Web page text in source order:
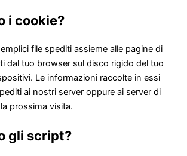
i cookie?
file spediti assieme alle pagine di
dal tuo browser sul disco rigido del tuo
Le informazioni raccolte in essi
ai nostri server oppure ai server di
prossima visita.
gli script?